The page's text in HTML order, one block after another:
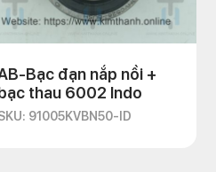
Bạc đạn nắp nồi +
thau 6002 Indo
91005KVBN50-ID